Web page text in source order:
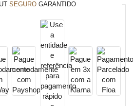
SEGUROGARANTIDO